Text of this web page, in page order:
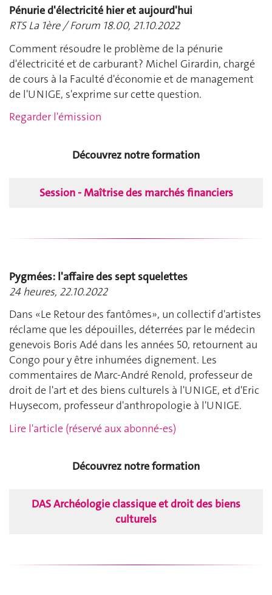
Pénurie d'électricité hier et aujourd'hui
RTS La 1ère / Forum 18.00, 21.10.2022
Comment résoudre le problème de la pénurie
d'électricité et de carburant? Michel Girardin, chargé
de cours à la Faculté d'économie et de management
de l'UNIGE, s'exprime sur cette question.
Regarder l'émission
Découvrez notre formation
Session - Maîtrise des marchés financiers
Pygmées: l'affaire des sept squelettes
24 heures, 22.10.2022
Dans «Le Retour des fantômes», un collectif d'artistes
réclame que les dépouilles, déterrées par le médecin
genevois Boris Adé dans les années 50, retournent au
Congo pour y être inhumées dignement. Les
commentaires de Marc-André Renold, professeur de
droit de l'art et des biens culturels à l'UNIGE, et d'Eric
Huysecom, professeur d'anthropologie à l'UNIGE.
Lire l'article (réservé aux abonné-es)
Découvrez notre formation
DAS Archéologie classique et droit des biens
culturels